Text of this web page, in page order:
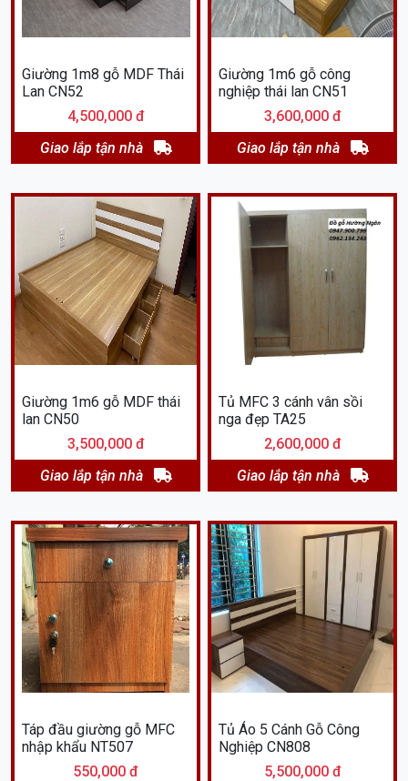
Giường 1m8 gỗ MDF Thái
Lan CN52
4,500,000 đ
Giao lắp tận nhà
Giường 1m6 gỗ công
nghiệp thái lan CN51
3,600,000 đ
Giao lắp tận nhà
Giường 1m6 gỗ MDF thái
lan CN50
3,500,000 đ
Giao lắp tận nhà
Tủ MFC 3 cánh vân sồi
nga đẹp TA25
2,600,000 đ
Giao lắp tận nhà
Táp đầu giường gỗ MFC
nhập khẩu NT507
550,000 đ
Tủ Áo 5 Cánh Gỗ Công
Nghiệp CN808
5,500,000 đ